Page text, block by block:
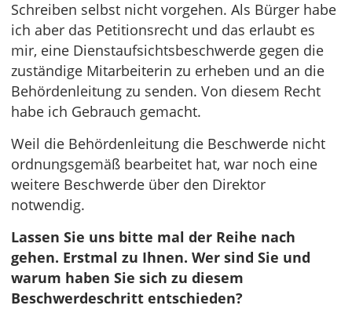
Schreiben selbst nicht vorgehen. Als Bürger habe
ich aber das Petitionsrecht und das erlaubt es
mir, eine Dienstaufsichtsbeschwerde gegen die
zuständige Mitarbeiterin zu erheben und an die
Behördenleitung zu senden. Von diesem Recht
habe ich Gebrauch gemacht.
Weil die Behördenleitung die Beschwerde nicht
ordnungsgemäß bearbeitet hat, war noch eine
weitere Beschwerde über den Direktor
notwendig.
Lassen Sie uns bitte mal der Reihe nach
gehen. Erstmal zu Ihnen. Wer sind Sie und
warum haben Sie sich zu diesem
Beschwerdeschritt entschieden?